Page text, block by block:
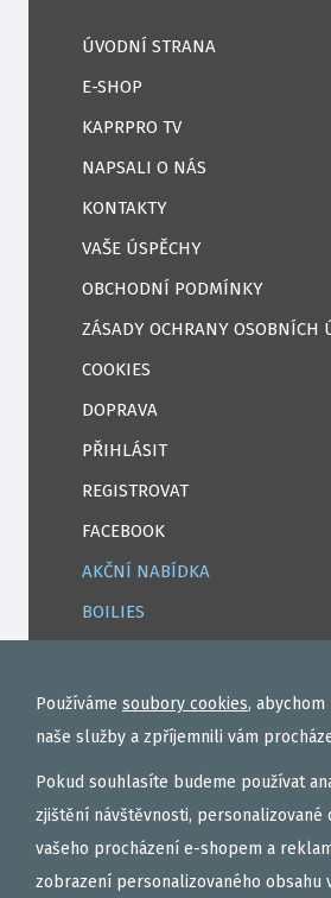
ÚVODNÍ STRANA
E-SHOP
KAPRPRO TV
NAPSALI O NÁS
KONTAKTY
VAŠE ÚSPĚCHY
OBCHODNÍ PODMÍNKY
ZÁSADY OCHRANY OSOBNÍCH
COOKIES
DOPRAVA
PŘIHLÁSIT
REGISTROVAT
FACEBOOK
AKČNÍ NABÍDKA
BOILIES
TEKUTÉ
OBALOVAČKY
VAŘENÝ PARTIKL
BIŽUTERIE NA MONTÁŽE
DÁRKOVÝ POUKAZ, DÁRKOVÁ
Používáme soubory cookies,
naše služby a zpříjemnili vám
Pokud souhlasíte budeme používat
zjištění návštěvnosti,
vašeho procházení e-shopem a
zobrazení personalizovaného obsahu